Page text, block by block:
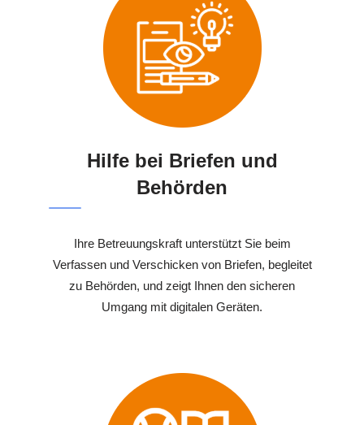
Hilfe bei Briefen und
Behörden
Ihre Betreuungskraft unterstützt Sie beim
Verfassen und Verschicken von Briefen, begleitet
zu Behörden, und zeigt Ihnen den sicheren
Umgang mit digitalen Geräten.